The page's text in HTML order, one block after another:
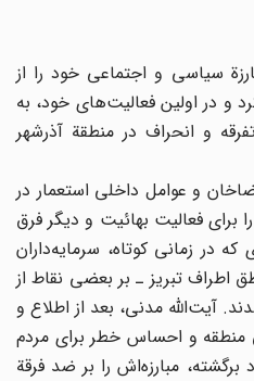
سیاسی و اجتماعی خود را از
در اولین فعالیت‌های خود، به
و انحراف در منطقة آذرشهر
و عوامل داخلی استعمار در
برای فعالیت بهائیت و دیگر فرق
در زمانی کوتاه، سرمایه‌داران
اطراف تبریز ـ بر بعضی نقاط از
آیت‌الله مدنی، بعد از اطلاع و
و احساس خطر برای مردم
مبارزه‌اش را بر ضد فرقة